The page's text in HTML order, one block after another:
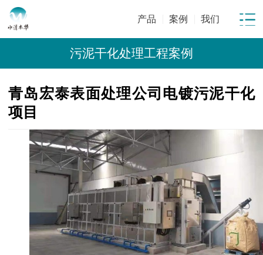
产品 案例 我们
污泥干化处理工程案例
青岛宏泰表面处理公司电镀污泥干化
项目